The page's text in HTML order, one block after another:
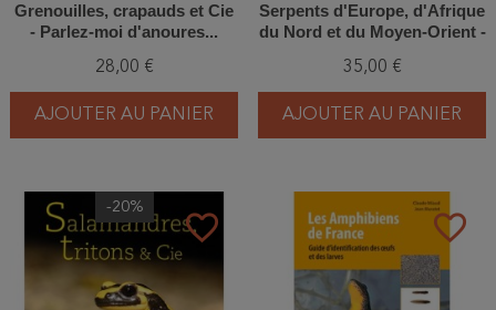
Grenouilles, crapauds et Cie
- Parlez-moi d'anoures...
28,00 €
AJOUTER AU PANIER
Serpents d'Europe, d'Afrique
du Nord et du Moyen-Orient -
Paléarctique occidental
35,00 €
AJOUTER AU PANIER
favorite_border
-20%
favorite_border